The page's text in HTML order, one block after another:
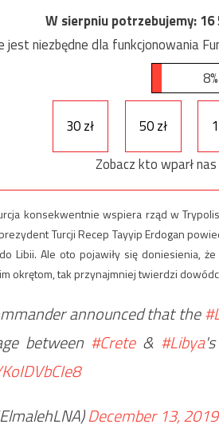
W sierpniu potrzebujemy:16
niezbędne dla funkcjonowania
8%
30 zł 50 zł
Zobacz kto wparł
konsekwentnie wspiera rząd w
Turcji Recep Tayyip Erdogan
Libii. Ale oto pojawiły się doniesienia,
okrętom, tak przynajmniej twierdzi
announced that the
between #Crete& #Libya
December 13, 2019